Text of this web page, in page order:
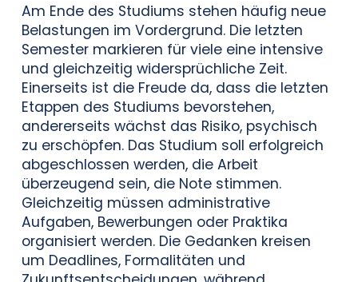
Am Ende des Studiums stehen häufig neue
Belastungen im Vordergrund. Die letzten
Semester markieren für viele eine intensive
und gleichzeitig widersprüchliche Zeit.
Einerseits ist die Freude da, dass die letzten
Etappen des Studiums bevorstehen,
andererseits wächst das Risiko, psychisch
zu erschöpfen. Das Studium soll erfolgreich
abgeschlossen werden, die Arbeit
überzeugend sein, die Note stimmen.
Gleichzeitig müssen administrative
Aufgaben, Bewerbungen oder Praktika
organisiert werden. Die Gedanken kreisen
um Deadlines, Formalitäten und